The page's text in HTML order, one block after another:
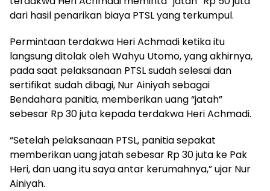
dari hasil penarikan biaya PTSL yang terkumpul.
Permintaan terdakwa Heri Achmadi ketika itu
langsung ditolak oleh Wahyu Utomo, yang akhirnya,
pada saat pelaksanaan PTSL sudah selesai dan
sertifikat sudah dibagi, Nur Ainiyah sebagai
Bendahara panitia, memberikan uang “jatah”
sebesar Rp 30 juta kepada terdakwa Heri Achmadi.
“Setelah pelaksanaan PTSL, panitia sepakat
memberikan uang jatah sebesar Rp 30 juta ke Pak
Heri, dan uang itu saya antar kerumahnya,” ujar Nur
Ainiyah.